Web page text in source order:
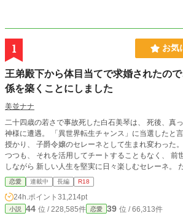
1 お気
王弟殿下から体目当てで求婚されたの
係を築くことにしました
美並ナナ
二十四歳の若さで事故死した白石美琴は、 死後、真
神様に遭遇。 「異世界転生チャンス」に当選したと
授かり、 子爵令嬢のセレーネとして生まれ変わった。 前世の記憶や能力を持ち
つつも、 それを活用してチートすることもなく、 前
しながら 新しい人生を堅実に日々楽しむセレーネ。 だが、二十歳を間近に控え
たある日。 父親からそろそろ結婚しなさいと命じら
交界に渋々復帰することに。 一生結婚なんてしたくないと思っていたが、 貴族
の義務として仕方がない。 それならば…… 愛はいらない。 身分が同じくらい
で、 生理的な嫌悪感を抱かず、 信頼できる男性と、割
恋愛 連載中 長編 R18
24h.ポイント 31,214pt
小説 44 位 / 228,585件 恋愛 39 位 / 66,313件